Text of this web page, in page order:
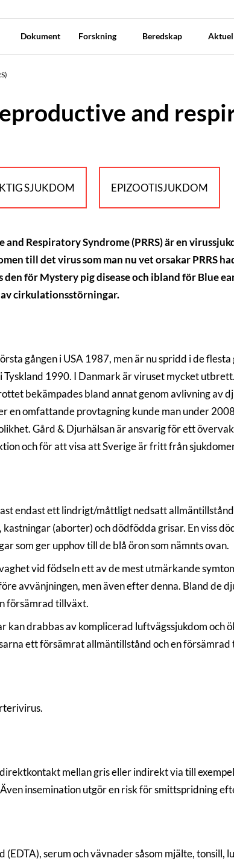
Dokument Forskning Beredskap
and
SJUKDOM EPIZOOTISJUKDOM
Respiratory Syndrome (PRRS) är en
till det virus som man nu vet orsakar PRRS
den för Mystery pig disease och ibland för Blue
cirkulationsstörningar.
gången i USA 1987, men är nu spridd i de
Tyskland 1990. I Danmark är viruset mycket
bekämpades bland annat genom avlivning av
en omfattande provtagning kunde man under
Gård & Djurhälsan är ansvarig för ett
och för att visa att Sverige är fritt från
endast ett lindrigt/måttligt nedsatt
(aborter) och dödfödda grisar. En viss
som ger upphov till de blå öron som nämnts ovan.
vid födseln ett av de mest utmärkande
avvänjningen, men även efter denna. Bland de
försämrad tillväxt.
kan drabbas av komplicerad luftvägssjukdom och
ett försämrat allmäntillstånd och en
mellan gris eller indirekt via till
insemination utgör en risk för smittspridning
(EDTA), serum och vävnader såsom mjälte,